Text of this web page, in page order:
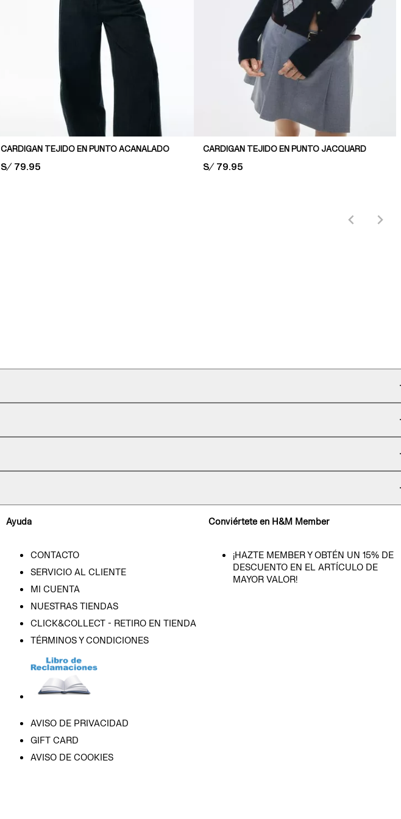
CARDIGAN TEJIDO EN PUNTO ACANALADO
PRICE:
S/ 79.95
CARDIGAN TEJIDO EN PUNTO JACQUARD
PRICE:
S/ 79.95
Ayuda
CONTACTO
SERVICIO AL CLIENTE
MI CUENTA
NUESTRAS TIENDAS
CLICK&COLLECT - RETIRO EN TIENDA
TÉRMINOS Y CONDICIONES
AVISO DE PRIVACIDAD
GIFT CARD
AVISO DE COOKIES
Conviértete en H&M Member
¡HAZTE MEMBER Y OBTÉN UN 15% DE
DESCUENTO EN EL ARTÍCULO DE
MAYOR VALOR!